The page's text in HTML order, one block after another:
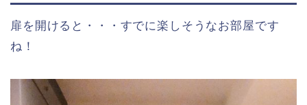
扉を開けると・・・すでに楽しそうなお部屋です
ね！